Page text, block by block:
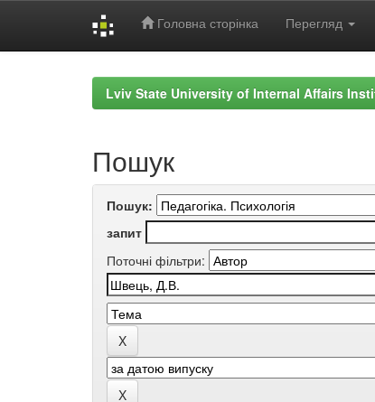
Головна сторінка Перегляд
Lviv State University of Internal Affairs
Пошук
Пошук:
запит
Поточні фільтри: